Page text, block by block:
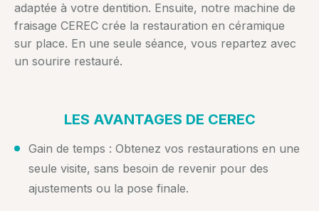
adaptée à votre dentition. Ensuite, notre machine de
fraisage CEREC crée la restauration en céramique
sur place. En une seule séance, vous repartez avec
un sourire restauré.
LES AVANTAGES DE CEREC
Gain de temps : Obtenez vos restaurations en une
seule visite, sans besoin de revenir pour des
ajustements ou la pose finale.